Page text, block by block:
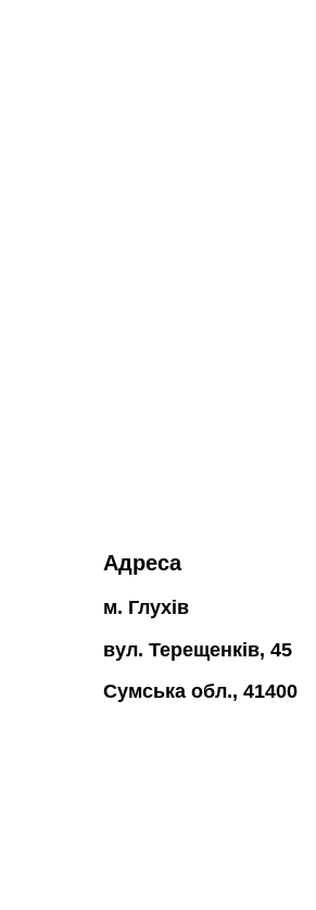
Адреса
м. Глухів
вул. Терещенків, 45
Сумська обл., 41400